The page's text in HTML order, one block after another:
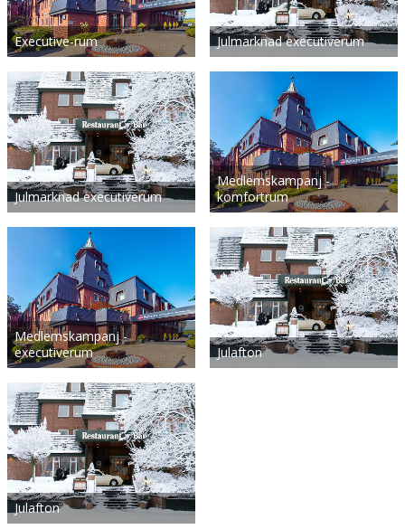
Executive-rum Julmarknad executiverum
Julmarknad executiverum
Medlemskampanj -
komfortrum
Medlemskampanj -
executiverum
Julafton
Julafton